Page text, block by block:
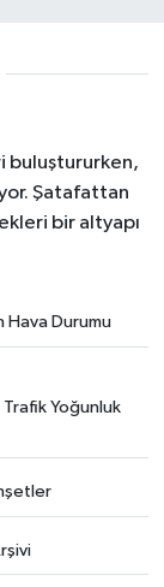
buluştururken,
Şatafattan
bir altyapı
Hava Durumu
Yoğunluk